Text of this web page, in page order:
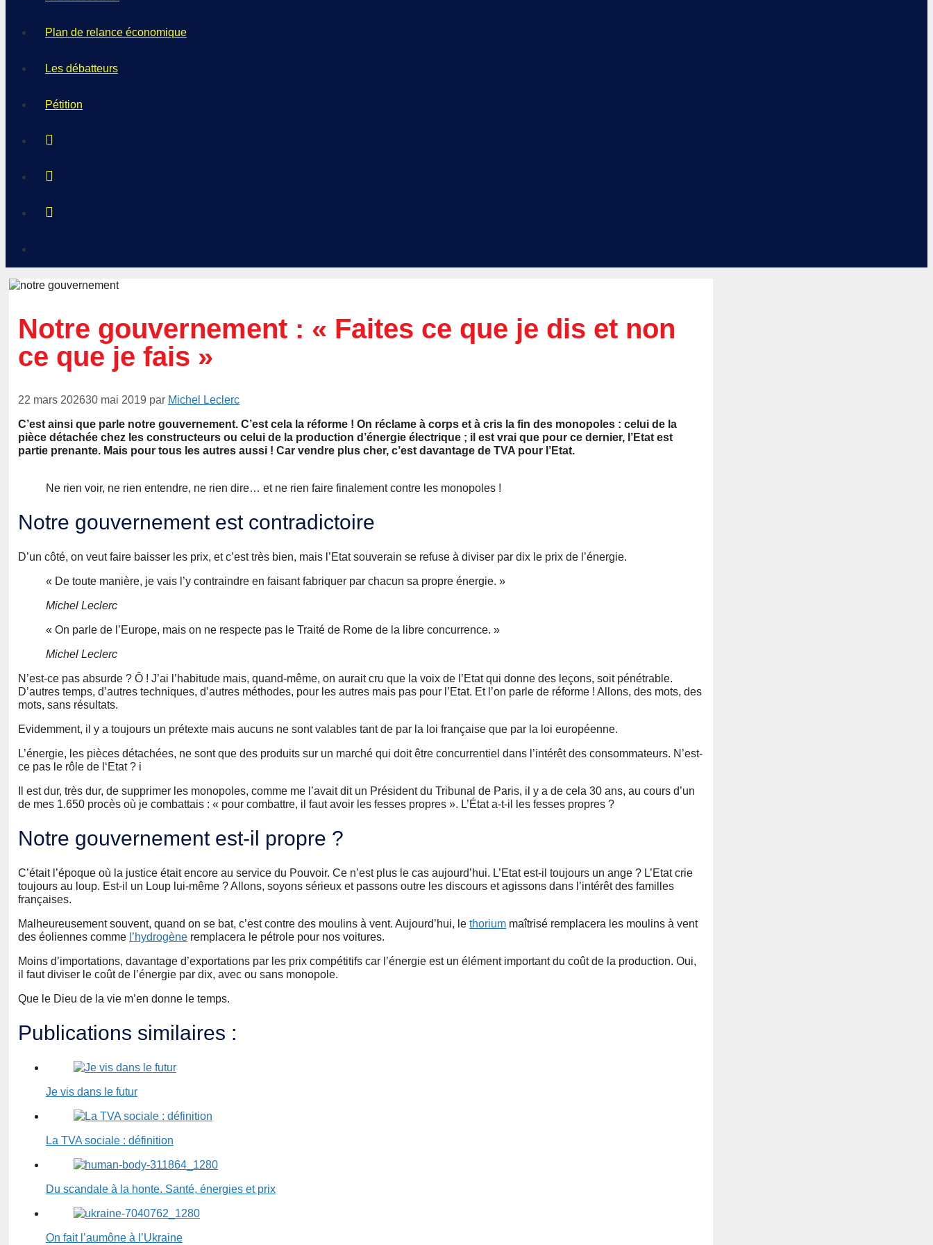
Plan de relance économique
Les débatteurs
Pétition
Notre gouvernement : « Faites ce que je dis et non
ce que je fais »
22 mars 202630 mai 2019 par Michel Leclerc
C’est ainsi que parle notre gouvernement. C’est cela la réforme ! On réclame à corps et à cris la fin des monopoles : celui de la
pièce détachée chez les constructeurs ou celui de la production d’énergie électrique ; il est vrai que pour ce dernier, l’Etat est
partie prenante. Mais pour tous les autres aussi ! Car vendre plus cher, c’est davantage de TVA pour l’Etat.
Ne rien voir, ne rien entendre, ne rien dire… et ne rien faire finalement contre les monopoles !
Notre gouvernement est contradictoire
D’un côté, on veut faire baisser les prix, et c’est très bien, mais l’Etat souverain se refuse à diviser par dix le prix de l’énergie.
« De toute manière, je vais l’y contraindre en faisant fabriquer par chacun sa propre énergie. »
Michel Leclerc
« On parle de l’Europe, mais on ne respecte pas le Traité de Rome de la libre concurrence. »
Michel Leclerc
N’est-ce pas absurde ? Ô ! J’ai l’habitude mais, quand-même, on aurait cru que la voix de l’Etat qui donne des leçons, soit pénétrable.
D’autres temps, d’autres techniques, d’autres méthodes, pour les autres mais pas pour l’Etat. Et l’on parle de réforme ! Allons, des mots, des
mots, sans résultats.
Evidemment, il y a toujours un prétexte mais aucuns ne sont valables tant de par la loi française que par la loi européenne.
L’énergie, les pièces détachées, ne sont que des produits sur un marché qui doit être concurrentiel dans l’intérêt des consommateurs. N’est-
ce pas le rôle de l‘Etat ? i
Il est dur, très dur, de supprimer les monopoles, comme me l’avait dit un Président du Tribunal de Paris, il y a de cela 30 ans, au cours d’un
de mes 1.650 procès où je combattais : « pour combattre, il faut avoir les fesses propres ». L’État a-t-il les fesses propres ?
Notre gouvernement est-il propre ?
C’était l’époque où la justice était encore au service du Pouvoir. Ce n’est plus le cas aujourd’hui. L’Etat est-il toujours un ange ? L’Etat crie
toujours au loup. Est-il un Loup lui-même ? Allons, soyons sérieux et passons outre les discours et agissons dans l’intérêt des familles
françaises.
Malheureusement souvent, quand on se bat, c’est contre des moulins à vent. Aujourd’hui, le thorium maîtrisé remplacera les moulins à vent
des éoliennes comme l’hydrogène remplacera le pétrole pour nos voitures.
Moins d’importations, davantage d’exportations par les prix compétitifs car l’énergie est un élément important du coût de la production. Oui,
il faut diviser le coût de l’énergie par dix, avec ou sans monopole.
Que le Dieu de la vie m’en donne le temps.
Publications similaires :
Je vis dans le futur
La TVA sociale : définition
Du scandale à la honte. Santé, énergies et prix
On fait l’aumône à l’Ukraine